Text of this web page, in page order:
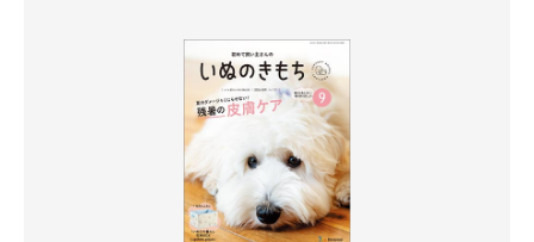
場合は耳の付け根や足元などを触ると、体温の高さを感じられま
愛犬に熱があったり、普段と様子が違ったりするようなら、迷わ
ず動物病院を受診してください。なお、動物病院に連れて行く際
は、わきの下や股の付け根などを保冷剤などで冷やすとよいでし